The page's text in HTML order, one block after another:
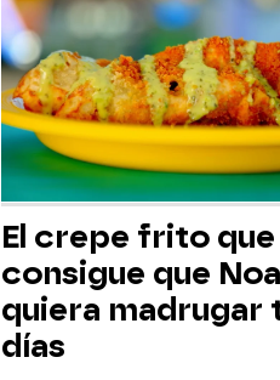
El crepe frito que
consigue que
quiera madrugar
días